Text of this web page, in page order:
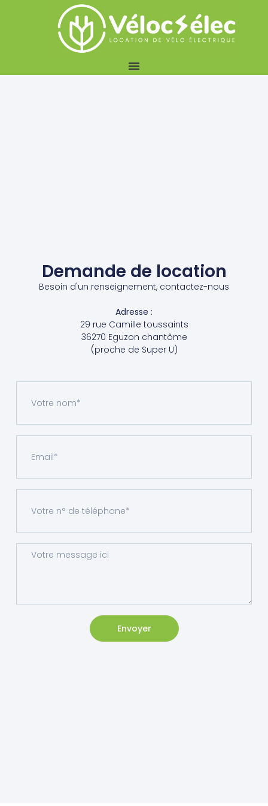
Demande de location
Besoin d'un renseignement, contactez-nous
Adresse :
29 rue Camille toussaints
36270 Eguzon chantôme
(proche de Super U)
Envoyer